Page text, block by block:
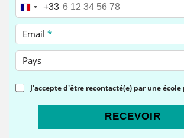
Téléphone *
+33
Email *
Pays
J'accepte d'être recontacté(e) par une
RECEVOIR